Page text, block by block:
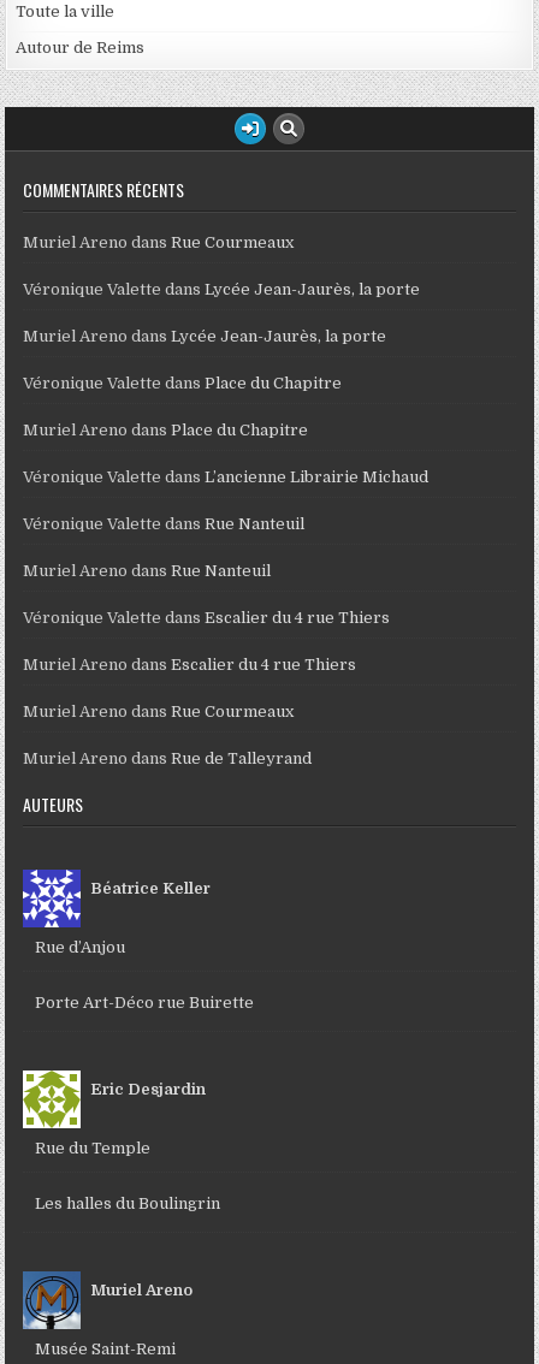
Toute la ville
Autour de Reims
COMMENTAIRES RÉCENTS
Muriel Areno dansRue Courmeaux
Véronique Valette dansLycée Jean-Jaurès, la porte
Muriel Areno dansLycée Jean-Jaurès, la porte
Véronique Valette dansPlace du Chapitre
Muriel Areno dansPlace du Chapitre
Véronique Valette dansL’ancienne Librairie Michaud
Véronique Valette dansRue Nanteuil
Muriel Areno dansRue Nanteuil
Véronique Valette dansEscalier du 4 rue Thiers
Muriel Areno dansEscalier du 4 rue Thiers
Muriel Areno dansRue Courmeaux
Muriel Areno dansRue de Talleyrand
AUTEURS
Béatrice Keller
Rue d’Anjou
Porte Art-Déco rue Buirette
Eric Desjardin
Rue du Temple
Les halles du Boulingrin
Muriel Areno
Musée Saint-Remi